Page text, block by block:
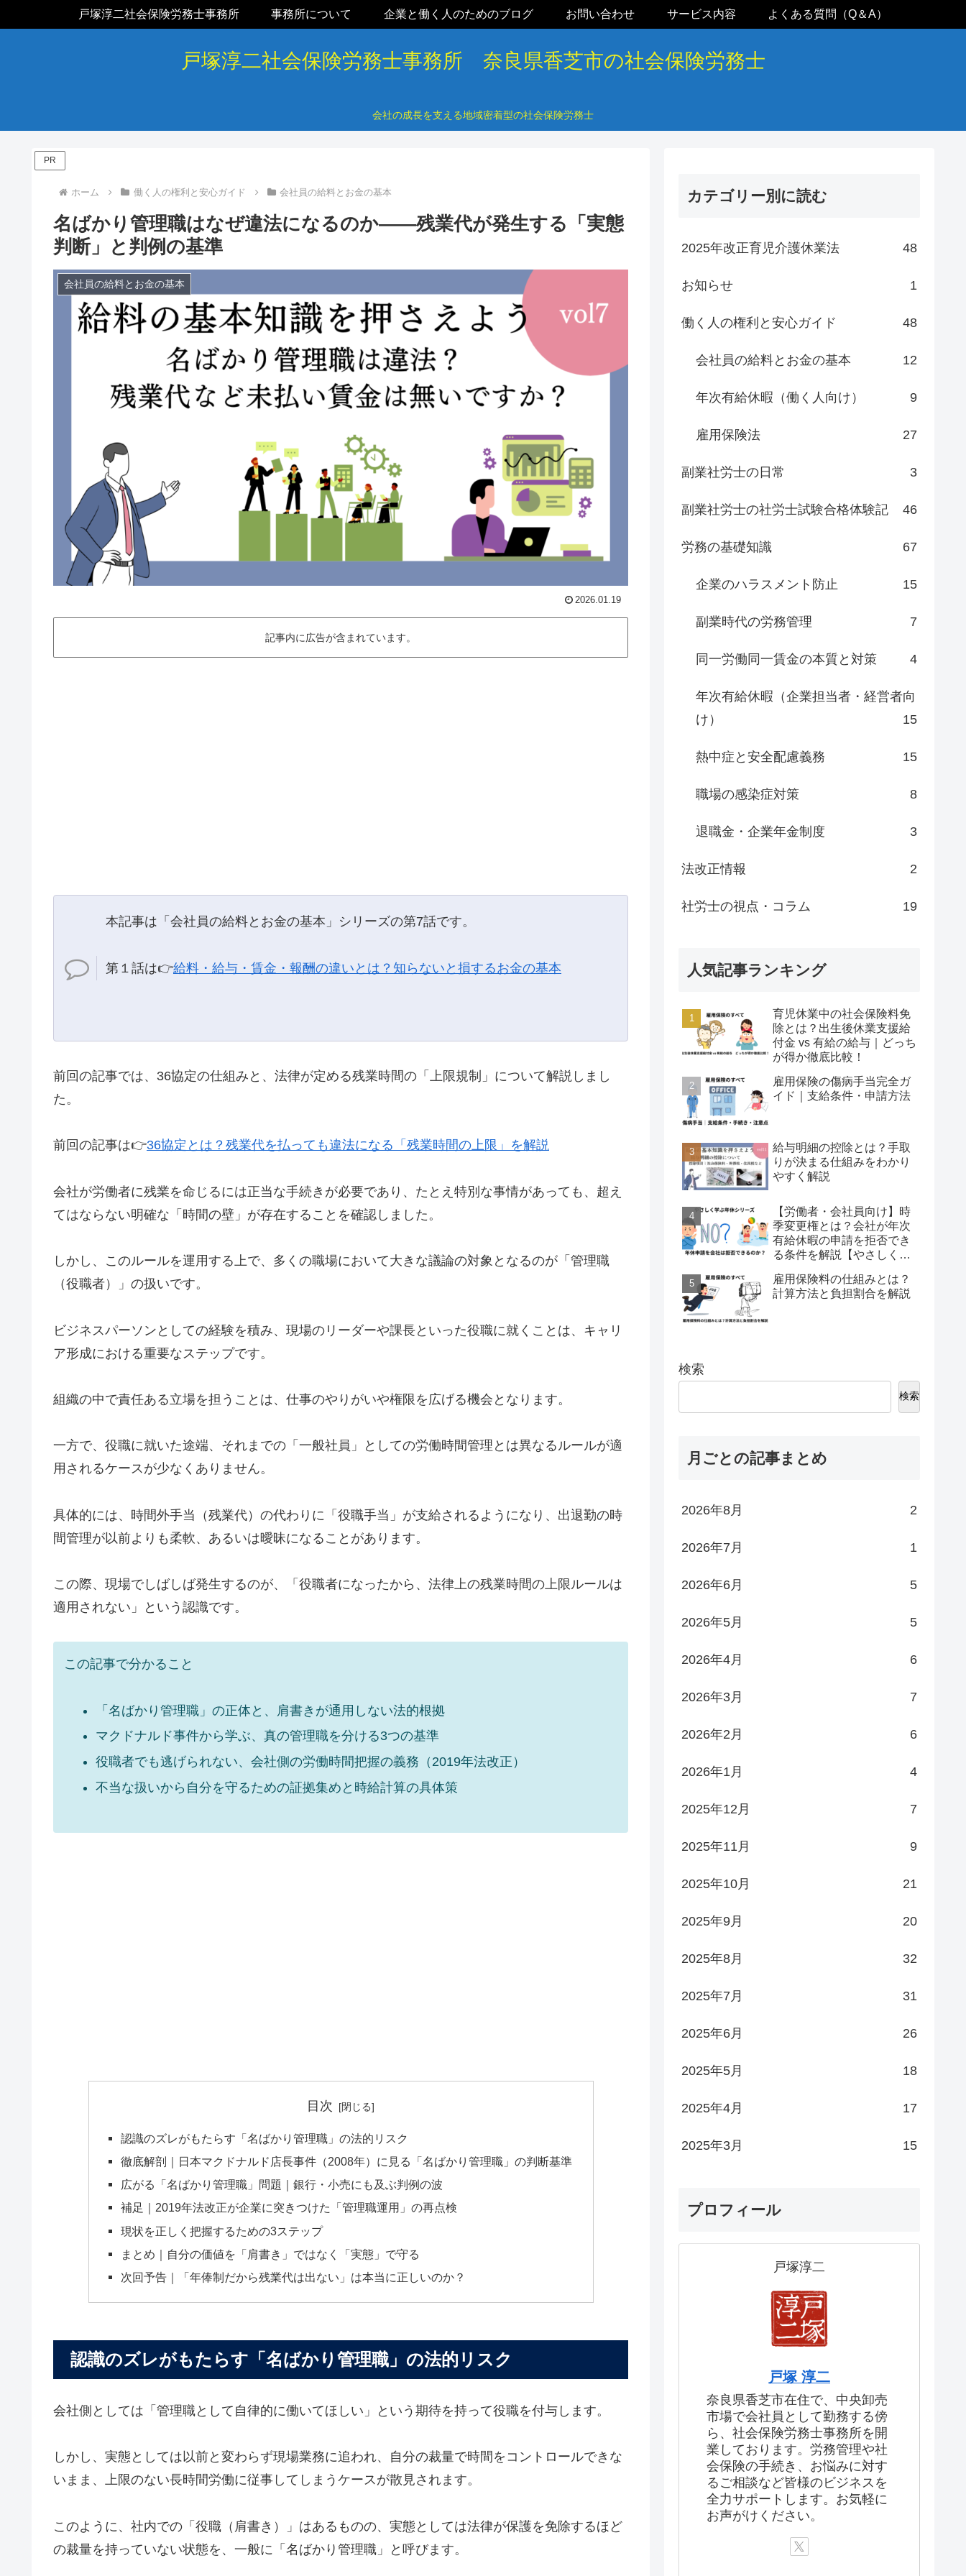
戸塚淳二社会保険労務士事務所 奈良県香芝市の社会保険労務士
会社の成長を支える地域密着型の社会保険労務士
戸塚淳二社会保険労務士事務所 事務所について 企業と働く人のためのブログ お問い合わせ サービス内容 よくある質問（Q＆A）
PR
ホーム 働く人の権利と安心ガイド 会社員の給料とお金の基本
名ばかり管理職はなぜ違法になるのか――残業代が発生する「実態
判断」と判例の基準
会社員の給料とお金の基本
2026.01.19
記事内に広告が含まれています。
本記事は「会社員の給料とお金の基本」シリーズの第7話です。
第１話は👉給料・給与・賃金・報酬の違いとは？知らないと損するお金の基本
前回の記事では、36協定の仕組みと、法律が定める残業時間の「上限規制」について解説しまし
た。
前回の記事は👉36協定とは？残業代を払っても違法になる「残業時間の上限」を解説
会社が労働者に残業を命じるには正当な手続きが必要であり、たとえ特別な事情があっても、超え
てはならない明確な「時間の壁」が存在することを確認しました。
しかし、このルールを運用する上で、多くの職場において大きな議論の対象となるのが「管理職
（役職者）」の扱いです。
ビジネスパーソンとしての経験を積み、現場のリーダーや課長といった役職に就くことは、キャリ
ア形成における重要なステップです。
組織の中で責任ある立場を担うことは、仕事のやりがいや権限を広げる機会となります。
一方で、役職に就いた途端、それまでの「一般社員」としての労働時間管理とは異なるルールが適
用されるケースが少なくありません。
具体的には、時間外手当（残業代）の代わりに「役職手当」が支給されるようになり、出退勤の時
間管理が以前よりも柔軟、あるいは曖昧になることがあります。
この際、現場でしばしば発生するのが、「役職者になったから、法律上の残業時間の上限ルールは
適用されない」という認識です。
この記事で分かること
「名ばかり管理職」の正体と、肩書きが通用しない法的根拠
マクドナルド事件から学ぶ、真の管理職を分ける3つの基準
役職者でも逃げられない、会社側の労働時間把握の義務（2019年法改正）
不当な扱いから自分を守るための証拠集めと時給計算の具体策
目次
認識のズレがもたらす「名ばかり管理職」の法的リスク
徹底解剖｜日本マクドナルド店長事件（2008年）に見る「名ばかり管理職」の判断基準
広がる「名ばかり管理職」問題｜銀行・小売にも及ぶ判例の波
補足｜2019年法改正が企業に突きつけた「管理職運用」の再点検
現状を正しく把握するための3ステップ
まとめ｜自分の価値を「肩書き」ではなく「実態」で守る
次回予告｜「年俸制だから残業代は出ない」は本当に正しいのか？
認識のズレがもたらす「名ばかり管理職」の法的リスク
会社側としては「管理職として自律的に働いてほしい」という期待を持って役職を付与します。
しかし、実態としては以前と変わらず現場業務に追われ、自分の裁量で時間をコントロールできな
いまま、上限のない長時間労働に従事してしまうケースが散見されます。
このように、社内での「役職（肩書き）」はあるものの、実態としては法律が保護を免除するほど
の裁量を持っていない状態を、一般に「名ばかり管理職」と呼びます。
カテゴリー別に読む
2025年改正育児介護休業法 48
お知らせ 1
働く人の権利と安心ガイド 48
会社員の給料とお金の基本 12
年次有給休暇（働く人向け） 9
雇用保険法 27
副業社労士の日常 3
副業社労士の社労士試験合格体験記 46
労務の基礎知識 67
企業のハラスメント防止 15
副業時代の労務管理 7
同一労働同一賃金の本質と対策 4
年次有給休暇（企業担当者・経営者向
け）
15
熱中症と安全配慮義務 15
職場の感染症対策 8
退職金・企業年金制度 3
法改正情報 2
社労士の視点・コラム 19
人気記事ランキング
育児休業中の社会保険料免
除とは？出生後休業支援給
付金 vs 有給の給与｜どっち
が得か徹底比較！
雇用保険の傷病手当完全ガ
イド｜支給条件・申請方法
給与明細の控除とは？手取
りが決まる仕組みをわかり
やすく解説
【労働者・会社員向け】時
季変更権とは？会社が年次
有給休暇の申請を拒否でき
る条件を解説【やさしく学
雇用保険料の仕組みとは？
計算方法と負担割合を解説
検索
検索
月ごとの記事まとめ
2026年8月 2
2026年7月 1
2026年6月 5
2026年5月 5
2026年4月 6
2026年3月 7
2026年2月 6
2026年1月 4
2025年12月 7
2025年11月 9
2025年10月 21
2025年9月 20
2025年8月 32
2025年7月 31
2025年6月 26
2025年5月 18
2025年4月 17
2025年3月 15
プロフィール
戸塚淳二
戸塚 淳二
奈良県香芝市在住で、中央卸売
市場で会社員として勤務する傍
ら、社会保険労務士事務所を開
業しております。労務管理や社
会保険の手続き、お悩みに対す
るご相談など皆様のビジネスを
全力サポートします。お気軽に
お声がけください。